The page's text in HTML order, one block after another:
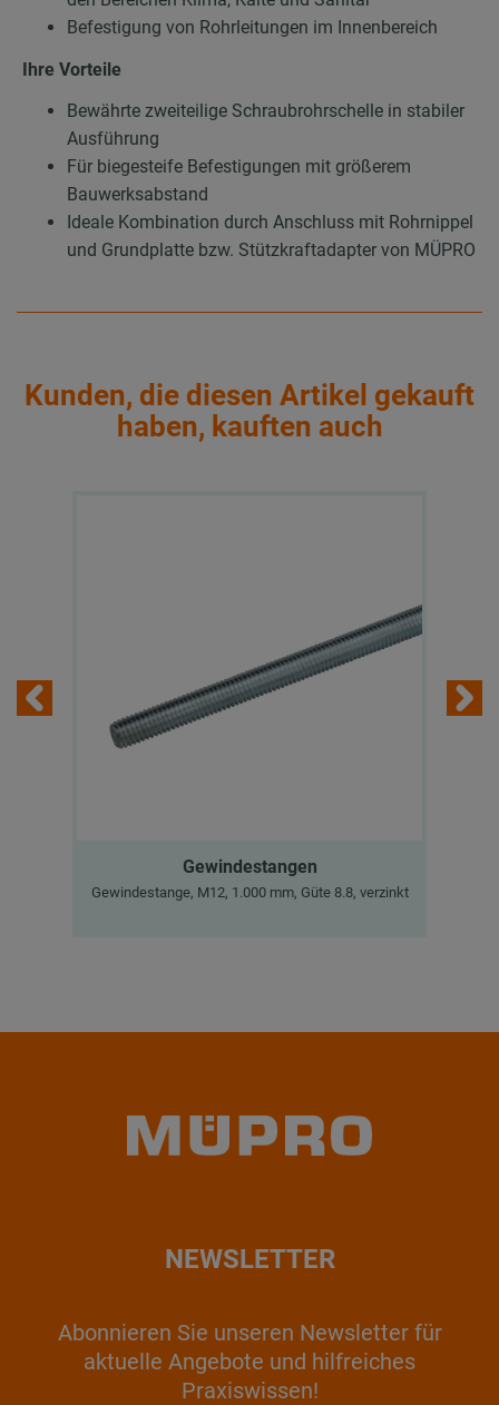
Befestigung von Rohrleitungen im Innenbereich
Ihre Vorteile
Bewährte zweiteilige Schraubrohrschelle in stabiler
Ausführung
Für biegesteife Befestigungen mit größerem
Bauwerksabstand
Ideale Kombination durch Anschluss mit Rohrnippel
und Grundplatte bzw. Stützkraftadapter von MÜPRO
Kunden, die diesen Artikel gekauft
haben, kauften auch
Gewindestangen
Gewindestange, M12, 1.000 mm, Güte 8.8, verzinkt
NEWSLETTER
Abonnieren Sie unseren Newsletter für
aktuelle Angebote und hilfreiches
Praxiswissen!